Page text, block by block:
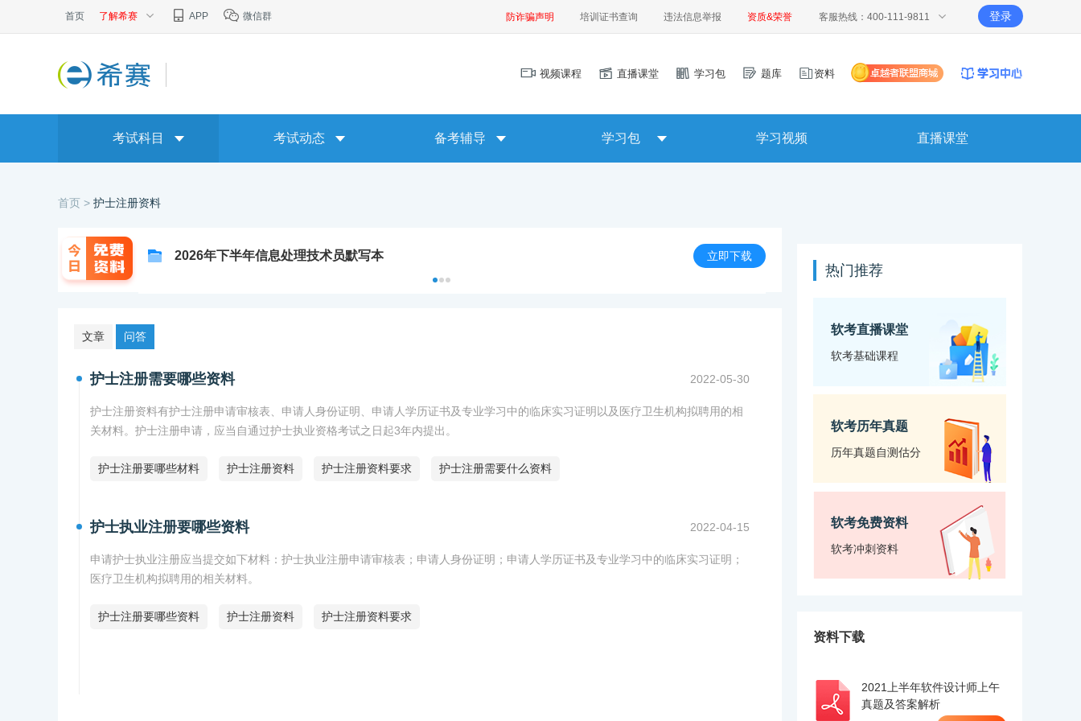
首页 了解希赛 APP 微信群 防诈骗声明 培训证书查询 违法信息举报 资质&荣誉 客服热线：400-111-9811 登录
视频课程 直播课堂 学习包 题库 资料
考试科目 考试动态 备考辅导 学习包 学习视频 直播课堂
首页 > 护士注册资料
2026年下半年信息处理技术员默写本 立即下载
文章 问答
护士注册需要哪些资料 2022-05-30
护士注册资料有护士注册申请审核表、申请人身份证明、申请人学历证书及专业学习中的临床实习证明以及医疗卫生机构拟聘用的相
关材料。护士注册申请，应当自通过护士执业资格考试之日起3年内提出。
护士注册要哪些材料 护士注册资料 护士注册资料要求 护士注册需要什么资料
护士执业注册要哪些资料 2022-04-15
申请护士执业注册应当提交如下材料：护士执业注册申请审核表；申请人身份证明；申请人学历证书及专业学习中的临床实习证明；
医疗卫生机构拟聘用的相关材料。
护士注册要哪些资料 护士注册资料 护士注册资料要求
热门推荐
软考直播课堂
软考基础课程
软考历年真题
历年真题自测估分
软考免费资料
软考冲刺资料
资料下载
2021上半年软件设计师上午
真题及答案解析